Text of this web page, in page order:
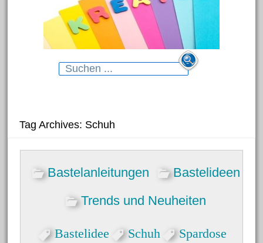
Search
Neueste Beiträge
Blumenhänger aus
Modelliermasse
Dekorative Schmelzgranulat-
Formen
Tag Archives: Schuh
Bastelanleitungen
Bastelideen
Trends und Neuheiten
Bastelidee Schuh Spardose